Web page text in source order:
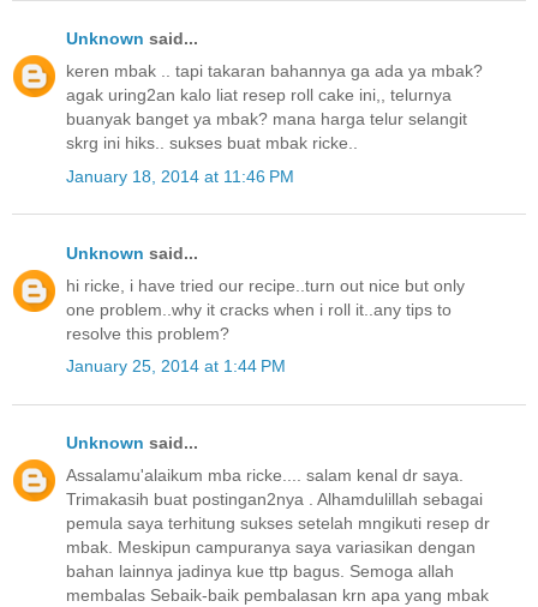
Unknown said...
keren mbak .. tapi takaran bahannya ga ada ya mbak?
agak uring2an kalo liat resep roll cake ini,, telurnya
buanyak banget ya mbak? mana harga telur selangit
skrg ini hiks.. sukses buat mbak ricke..
January 18, 2014 at 11:46 PM
Unknown said...
hi ricke, i have tried our recipe..turn out nice but only
one problem..why it cracks when i roll it..any tips to
resolve this problem?
January 25, 2014 at 1:44 PM
Unknown said...
Assalamu'alaikum mba ricke.... salam kenal dr saya.
Trimakasih buat postingan2nya . Alhamdulillah sebagai
pemula saya terhitung sukses setelah mngikuti resep dr
mbak. Meskipun campuranya saya variasikan dengan
bahan lainnya jadinya kue ttp bagus. Semoga allah
membalas Sebaik-baik pembalasan krn apa yang mbak